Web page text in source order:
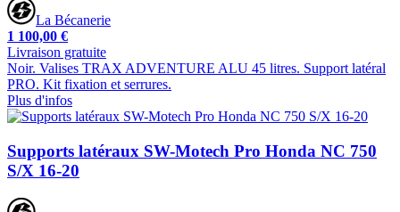
La Bécanerie
1 100,00 €
Livraison gratuite
Noir. Valises TRAX ADVENTURE ALU 45 litres. Support latéral
PRO. Kit fixation et serrures.
Plus d'infos
Supports latéraux SW-Motech Pro Honda NC 750
S/X 16-20